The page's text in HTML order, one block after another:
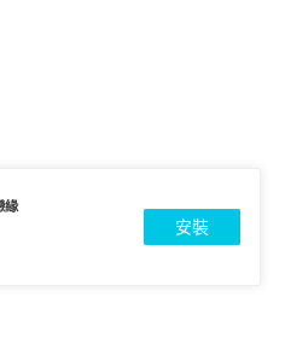
緣
安裝